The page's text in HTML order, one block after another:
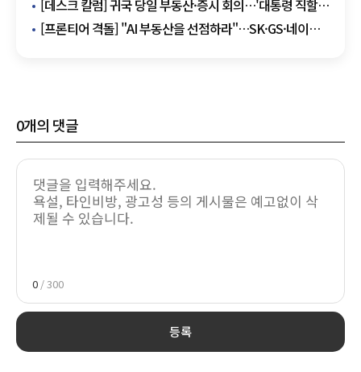
[데스크 칼럼] 귀국 당일 부동산·증시 회의…'대통령 직할
경제'의 명암
[프론티어 격돌] "AI 부동산을 선점하라"…SK·GS·네이버,
0개의 댓글
0 / 300
등록